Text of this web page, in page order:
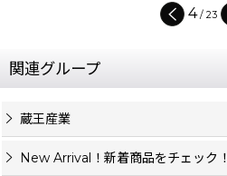
4/ 23
関連グループ
蔵王産業
New Arrival！新着商品をチェック！